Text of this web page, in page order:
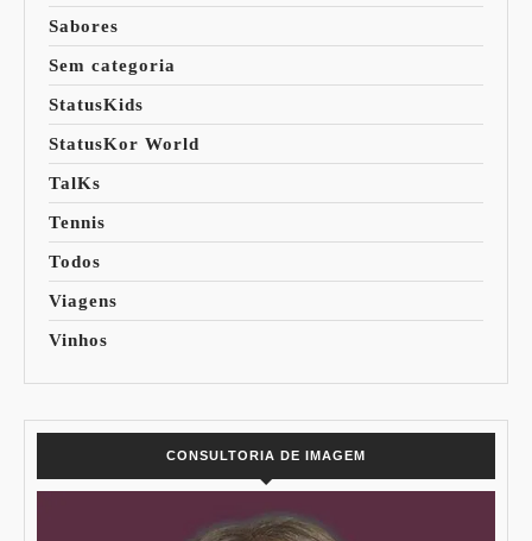
Sabores
Sem categoria
StatusKids
StatusKor World
TalKs
Tennis
Todos
Viagens
Vinhos
CONSULTORIA DE IMAGEM